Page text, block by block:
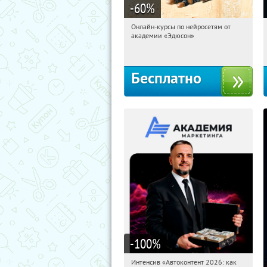
-60%
11:46:03 Получили:
Онлайн-курсы по нейросетям от
академии «Эдюсон»
Бесплатно
-100%
11:46:03 Получили:
Интенсив «Автоконтент 2026: как